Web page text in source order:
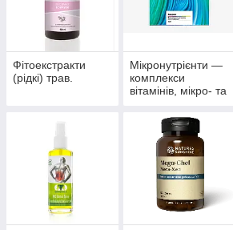
Фітоекстракти
(рідкі) трав.
Мікронутрієнти —
комплекси
вітамінів, мікро- та